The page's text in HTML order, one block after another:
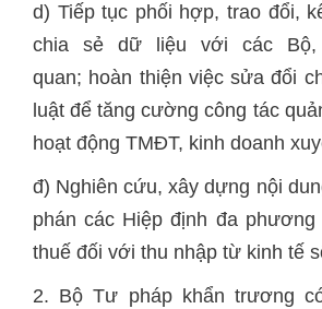
d) Tiếp tục phối hợp, trao đổi,
chia sẻ dữ liệu với các
quan; hoàn thiện việc sửa đổi
luật để tăng cường công tác
hoạt động TMĐT, kinh doanh
đ) Nghiên cứu, xây dựng nội
phán các Hiệp định đa phương
thuế đối với thu nhập từ kinh tế
2. Bộ Tư pháp khẩn trương